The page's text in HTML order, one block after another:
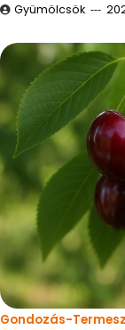
Gyümölcsök
Gondozás-